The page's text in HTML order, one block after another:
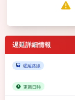
遅延詳細情報
遅延路線
更新日時